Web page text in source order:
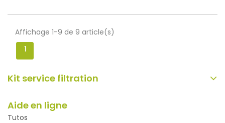
Affichage 1-9 de 9 article(s)
1
Kit service filtration
Aide en ligne
Tutos